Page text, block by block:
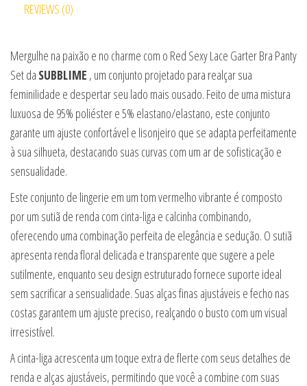
REVIEWS (0)
Mergulhe na paixão e no charme com o Red Sexy Lace Garter Bra Panty
Set da SUBBLIME , um conjunto projetado para realçar sua
feminilidade e despertar seu lado mais ousado. Feito de uma mistura
luxuosa de 95% poliéster e 5% elastano/elastano, este conjunto
garante um ajuste confortável e lisonjeiro que se adapta perfeitamente
à sua silhueta, destacando suas curvas com um ar de sofisticação e
sensualidade.
Este conjunto de lingerie em um tom vermelho vibrante é composto
por um sutiã de renda com cinta-liga e calcinha combinando,
oferecendo uma combinação perfeita de elegância e sedução. O sutiã
apresenta renda floral delicada e transparente que sugere a pele
sutilmente, enquanto seu design estruturado fornece suporte ideal
sem sacrificar a sensualidade. Suas alças finas ajustáveis e fecho nas
costas garantem um ajuste preciso, realçando o busto com um visual
irresistível.
A cinta-liga acrescenta um toque extra de flerte com seus detalhes de
renda e alças ajustáveis, permitindo que você a combine com suas